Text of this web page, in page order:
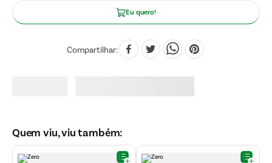
Eu quero!
Compartilhar
Quem viu, viu também: